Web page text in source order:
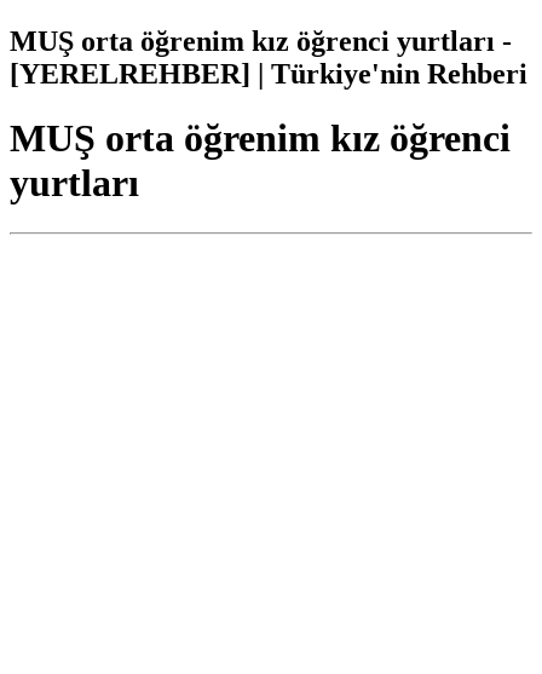
MUŞ orta öğrenim kız öğrenci yurtları -
[YERELREHBER] | Türkiye'nin Rehberi
MUŞ orta öğrenim kız öğrenci
yurtları